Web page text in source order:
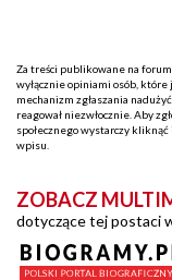
Za treści publikowane na
wyłącznie opiniami osób,
mechanizm zgłaszania
reagował niezwłocznie. Aby
społecznego wystarczy
wpisu.
ZOBACZ
dotyczące tej postaci